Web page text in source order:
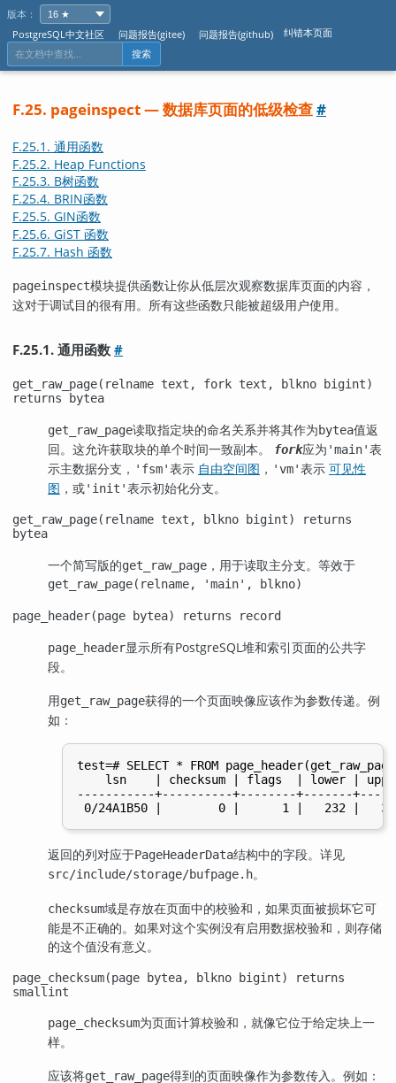
版本：
PostgreSQL中文社区
问题报告(gitee) 问题报告(github) 纠错本页面
搜索
F.25. pageinspect — 数据库页面的低级检查#
F.25.1. 通用函数
F.25.2. Heap Functions
F.25.3. B树函数
F.25.4. BRIN函数
F.25.5. GIN函数
F.25.6. GiST 函数
F.25.7. Hash 函数
pageinspect模块提供函数让你从低层次观察数据库页面的内容，
这对于调试目的很有用。所有这些函数只能被超级用户使用。
F.25.1. 通用函数#
get_raw_page(relname text, fork text, blkno bigint)
returns bytea
get_raw_page读取指定块的命名关系并将其作为bytea值返
回。这允许获取块的单个时间一致副本。
fork应为 'main'表
示主数据分支， 'fsm'表示 自由空间图 ， 'vm'表示 可见性
图 ，或'init'表示初始化分支。
get_raw_page(relname text, blkno bigint) returns
bytea
一个简写版的get_raw_page ，用于读取主分支。等效于
get_raw_page(relname, 'main', blkno)
page_header(page bytea) returns record
page_header显示所有PostgreSQL 堆和索引页面的公共字
段。
用get_raw_page获得的一个页面映像应该作为参数传递。例
如：
test=# SELECT * FROM
lsn    | checksum | flags  | lower |
-----------+----------+--------+-------
返回的列对应于PageHeaderData结构中的字段。详见
src/include/storage/bufpage.h。
checksum域是存放在页面中的校验和，如果页面被损坏它可
能是不正确的。如果对这个实例没有启用数据校验和，则存储
的这个值没有意义。
page_checksum(page bytea, blkno bigint) returns
smallint
page_checksum为页面计算校验和，就像它位于给定块上一
样。
应该将get_raw_page得到的页面映像作为参数传入。例如：